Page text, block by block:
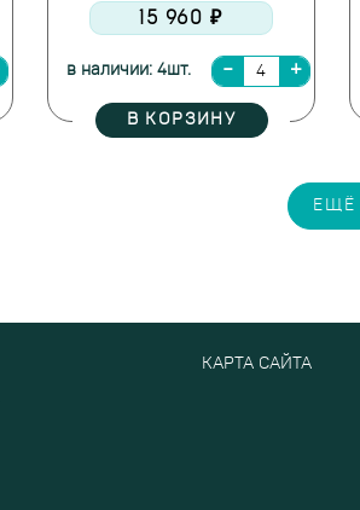
15 960 ₽
в наличии: 4шт.
В КОРЗИНУ
ЕЩЁ
КАРТА САЙТА